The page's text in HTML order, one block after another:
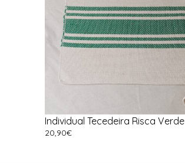
Individual Tecedeira Risca Verde
20,90€